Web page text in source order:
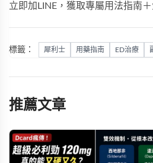
立即加LINE，獲取專屬用法指南
標籤： 犀利士 用藥指南 ED治療
推薦文章